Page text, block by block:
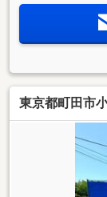
東京都町田市